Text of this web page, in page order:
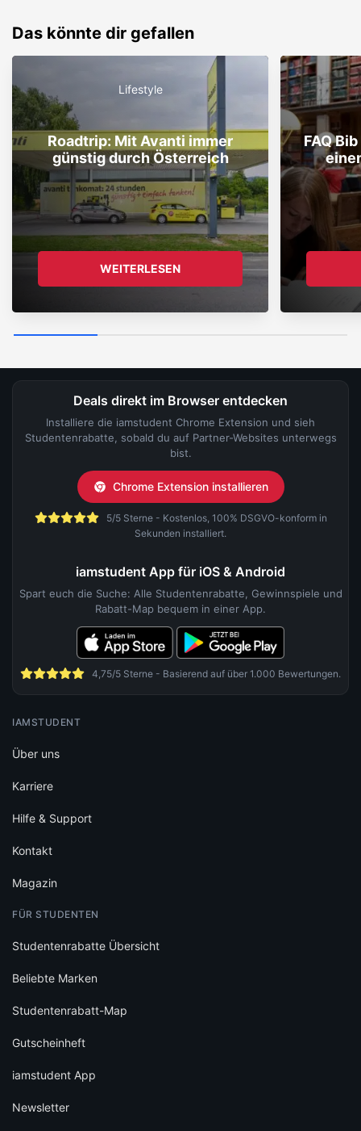
Das könnte dir gefallen
Lifestyle
Roadtrip: Mit Avanti immer
günstig durch Österreich
WEITERLESEN
FAQ
Deals direkt im Browser entdecken
Installiere die iamstudent Chrome Extension und sieh
Studentenrabatte, sobald du auf Partner-Websites unterwegs
bist.
Chrome Extension installieren
5/5 Sterne - Kostenlos, 100% DSGVO-konform in
Sekunden installiert.
iamstudent App für iOS & Android
Spart euch die Suche: Alle Studentenrabatte, Gewinnspiele und
Rabatt-Map bequem in einer App.
4,75/5 Sterne - Basierend auf über 1.000 Bewertungen.
IAMSTUDENT
Über uns
Karriere
Hilfe & Support
Kontakt
Magazin
FÜR STUDENTEN
Studentenrabatte Übersicht
Beliebte Marken
Studentenrabatt-Map
Gutscheinheft
iamstudent App
Newsletter